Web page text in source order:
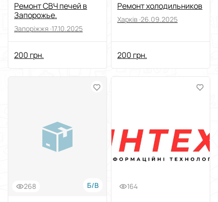
Ремонт СВЧ печей в
Запорожье.
Запоріжжя ·17.10.2025
200 грн.
Ремонт холодильников
Харків ·26.09.2025
200 грн.
268 Б/В 164